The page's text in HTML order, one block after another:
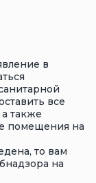
в
все
также
помещения на
то вам
на